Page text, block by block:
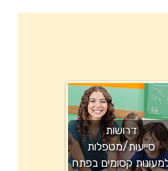
דרושות
סייעות/מטפלות
קסומים בפתח